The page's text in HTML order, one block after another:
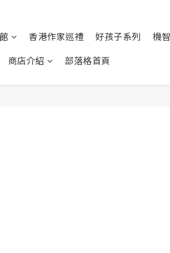
香港作家巡禮 好孩子系列 機
商店介紹 部落格首頁